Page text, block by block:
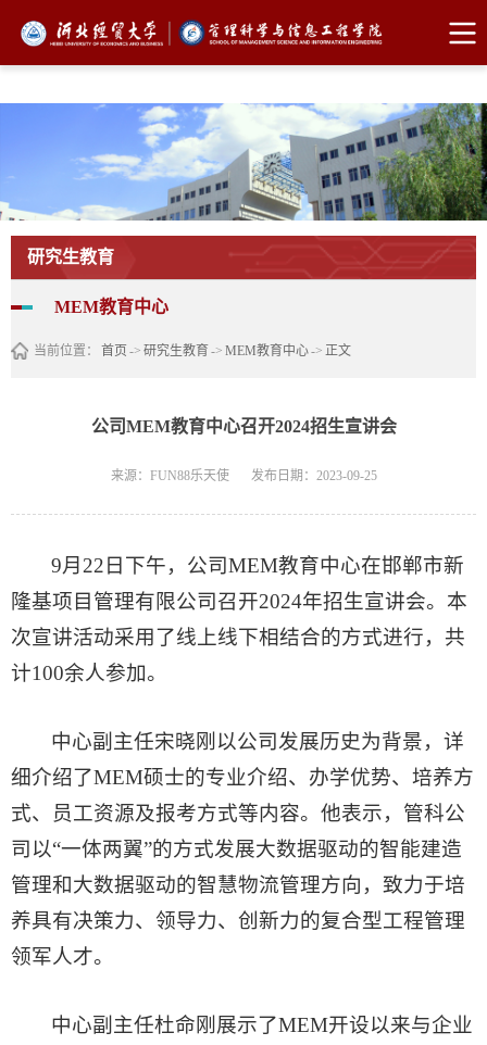
FUN88乐天使·(中国)集团
研究生教育
MEM教育中心
当前位置： 首页 -> 研究生教育 -> MEM教育中心-> 正文
公司MEM教育中心召开2024招生宣讲会
来源：FUN88乐天使 发布日期：2023-09-25
9月22日下午，公司MEM教育中心在邯郸市新
隆基项目管理有限公司召开2024年招生宣讲会。本
次宣讲活动采用了线上线下相结合的方式进行，共
计100余人参加。
中心副主任宋晓刚以公司发展历史为背景，详
细介绍了MEM硕士的专业介绍、办学优势、培养方
式、员工资源及报考方式等内容。他表示，管科公
司以“一体两翼”的方式发展大数据驱动的智能建造
管理和大数据驱动的智慧物流管理方向，致力于培
养具有决策力、领导力、创新力的复合型工程管理
领军人才。
中心副主任杜命刚展示了MEM开设以来与企业